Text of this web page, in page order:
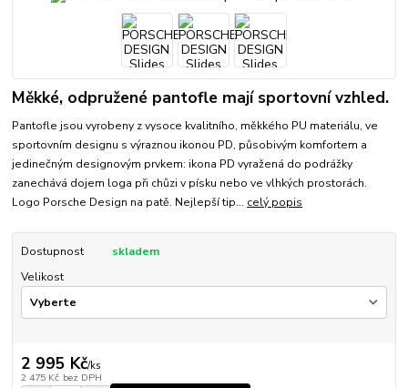
Měkké, odpružené pantofle mají sportovní vzhled.
Pantofle jsou vyrobeny z vysoce kvalitního, měkkého PU materiálu, ve
sportovním designu s výraznou ikonou PD, působivým komfortem a
jedinečným designovým prvkem: ikona PD vyražená do podrážky
zanechává dojem loga při chůzi v písku nebo ve vlhkých prostorách.
Logo Porsche Design na patě. Nejlepší tip... celý popis
Dostupnost
skladem
Velikost
2 995 Kč/ks
2 475 Kč bez DPH